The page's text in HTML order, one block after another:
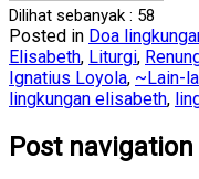
Dilihat sebanyak : 58
Posted in Doa
Elisabeth, Liturgi,
Ignatius Loyola, ~Lain-
lingkungan elisabeth,
Post navigation